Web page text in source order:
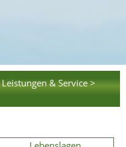
Leistungen & Service >